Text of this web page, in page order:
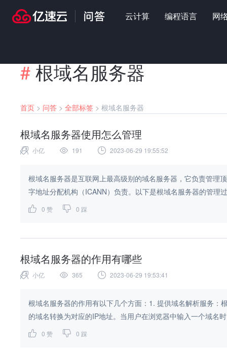
云计算 编程语言 网
#根域名服务器
首页 > 问答 > 全部标签 > 根域名服务器
根域名服务器使用怎么管理
小亿 191 2023-06-29 19:55:52
根域名服务器是互联网上最高级别的域名服务器，它负责管理
字地址分配机构（ICANN）负责。以下是根域名服务器的管理
0 赞 0 踩
根域名服务器的作用有哪些
小亿 365 2023-06-29 19:53:41
根域名服务器的作用有以下几个方面：1. 提供域名解析服务：
的域名转换为对应的IP地址。当用户在浏览器中输入一个域名
0 赞 0 踩